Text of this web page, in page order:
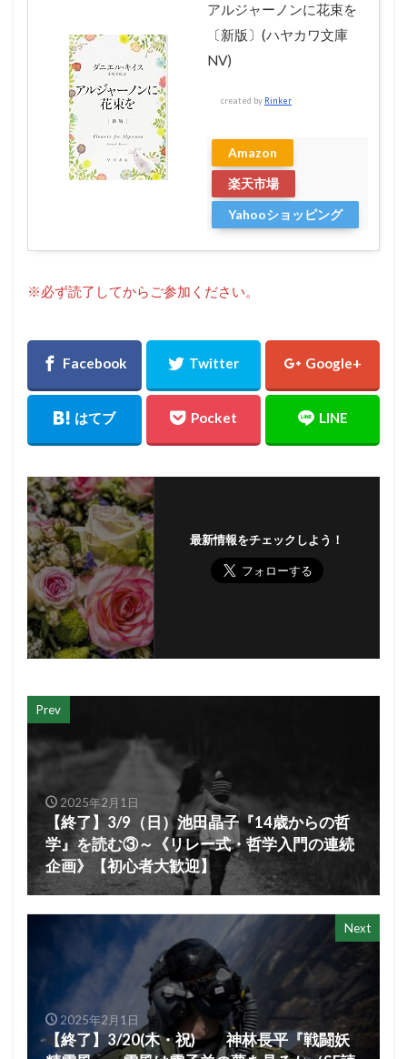
アルジャーノンに花束を
〔新版〕(ハヤカワ文庫
NV)
created by Rinker
Amazon
楽天市場
Yahooショッピング
※必ず読了してからご参加ください。
最新情報をチェックしよう！
Prev
2025年2月1日
【終了】3/9（日）池田晶子『14歳からの哲
学』を読む③～《リレー式・哲学入門の連続
企画》【初心者大歓迎】
Next
2025年2月1日
【終了】3/20(木・祝) 神林長平『戦闘妖